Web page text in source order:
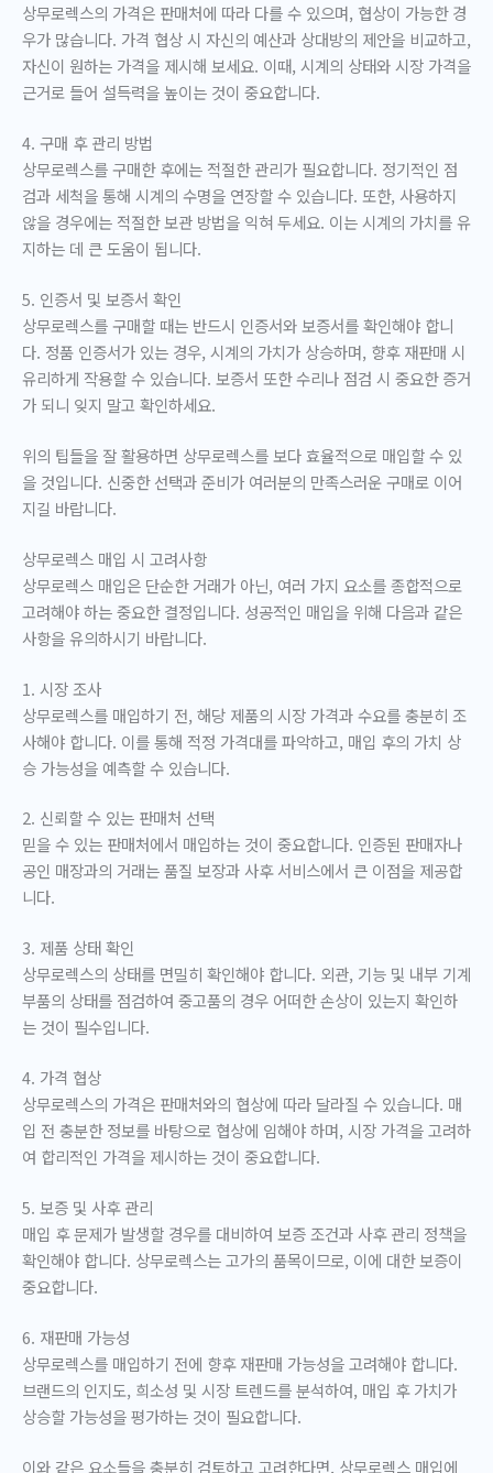
상무로렉스의 가격은 판매처에 따라 다를 수 있으며, 협상이 가능한 경
우가 많습니다. 가격 협상 시 자신의 예산과 상대방의 제안을 비교하고,
자신이 원하는 가격을 제시해 보세요. 이때, 시계의 상태와 시장 가격을
근거로 들어 설득력을 높이는 것이 중요합니다.
4. 구매 후 관리 방법
상무로렉스를 구매한 후에는 적절한 관리가 필요합니다. 정기적인 점
검과 세척을 통해 시계의 수명을 연장할 수 있습니다. 또한, 사용하지
않을 경우에는 적절한 보관 방법을 익혀 두세요. 이는 시계의 가치를 유
지하는 데 큰 도움이 됩니다.
5. 인증서 및 보증서 확인
상무로렉스를 구매할 때는 반드시 인증서와 보증서를 확인해야 합니
다. 정품 인증서가 있는 경우, 시계의 가치가 상승하며, 향후 재판매 시
유리하게 작용할 수 있습니다. 보증서 또한 수리나 점검 시 중요한 증거
가 되니 잊지 말고 확인하세요.
위의 팁들을 잘 활용하면 상무로렉스를 보다 효율적으로 매입할 수 있
을 것입니다. 신중한 선택과 준비가 여러분의 만족스러운 구매로 이어
지길 바랍니다.
상무로렉스 매입 시 고려사항
상무로렉스 매입은 단순한 거래가 아닌, 여러 가지 요소를 종합적으로
고려해야 하는 중요한 결정입니다. 성공적인 매입을 위해 다음과 같은
사항을 유의하시기 바랍니다.
1. 시장 조사
상무로렉스를 매입하기 전, 해당 제품의 시장 가격과 수요를 충분히 조
사해야 합니다. 이를 통해 적정 가격대를 파악하고, 매입 후의 가치 상
승 가능성을 예측할 수 있습니다.
2. 신뢰할 수 있는 판매처 선택
믿을 수 있는 판매처에서 매입하는 것이 중요합니다. 인증된 판매자나
공인 매장과의 거래는 품질 보장과 사후 서비스에서 큰 이점을 제공합
니다.
3. 제품 상태 확인
상무로렉스의 상태를 면밀히 확인해야 합니다. 외관, 기능 및 내부 기계
부품의 상태를 점검하여 중고품의 경우 어떠한 손상이 있는지 확인하
는 것이 필수입니다.
4. 가격 협상
상무로렉스의 가격은 판매처와의 협상에 따라 달라질 수 있습니다. 매
입 전 충분한 정보를 바탕으로 협상에 임해야 하며, 시장 가격을 고려하
여 합리적인 가격을 제시하는 것이 중요합니다.
5. 보증 및 사후 관리
매입 후 문제가 발생할 경우를 대비하여 보증 조건과 사후 관리 정책을
확인해야 합니다. 상무로렉스는 고가의 품목이므로, 이에 대한 보증이
중요합니다.
6. 재판매 가능성
상무로렉스를 매입하기 전에 향후 재판매 가능성을 고려해야 합니다.
브랜드의 인지도, 희소성 및 시장 트렌드를 분석하여, 매입 후 가치가
상승할 가능성을 평가하는 것이 필요합니다.
이와 같은 요소들을 충분히 검토하고 고려한다면, 상무로렉스 매입에